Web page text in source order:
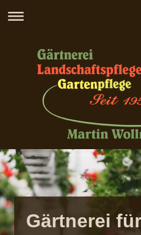
Gärtnerei für